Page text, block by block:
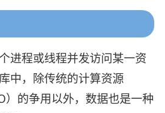
进程或线程并发访问某一资
中，除传统的计算资源
）的争用以外，数据也是一种